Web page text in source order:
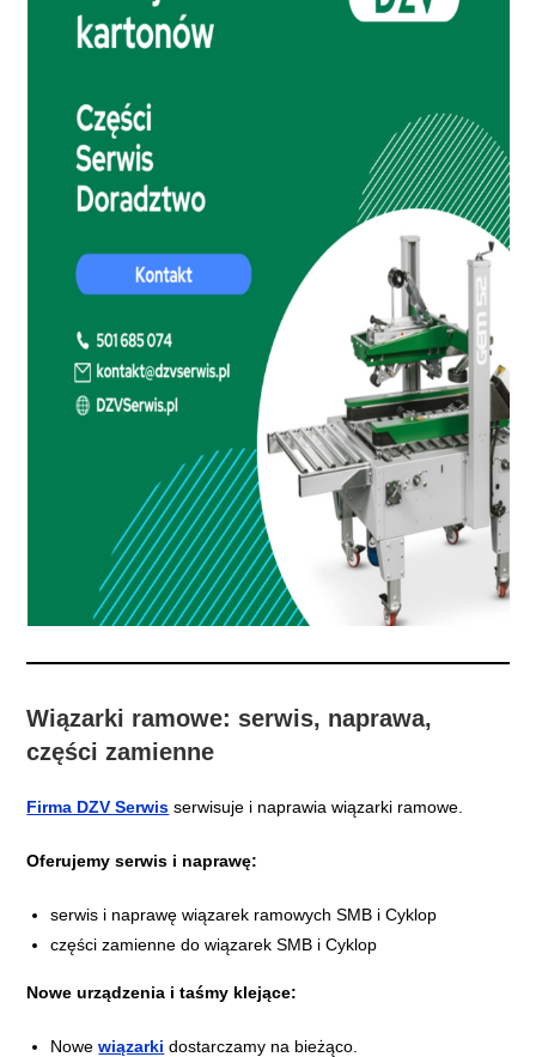
Wiązarki ramowe: serwis, naprawa,
części zamienne
Firma DZV Serwis serwisuje i naprawia wiązarki ramowe.
Oferujemy serwis i naprawę:
serwis i naprawę wiązarek ramowych SMB i Cyklop
części zamienne do wiązarek SMB i Cyklop
Nowe urządzenia i taśmy klejące:
Nowewiązarki dostarczamy na bieżąco.